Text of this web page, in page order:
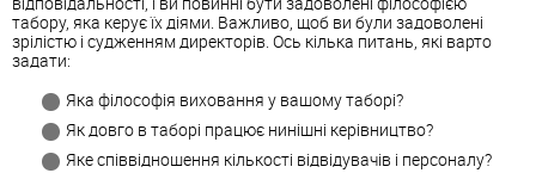
табору, яка керує їх діями. Важливо, щоб ви були задоволені
зрілістю і судженням директорів. Ось кілька питань, які варто
задати:
Яка філософія виховання у вашому таборі?
Як довго в таборі працює нинішні керівництво?
Яке співвідношення кількості відвідувачів і персоналу?